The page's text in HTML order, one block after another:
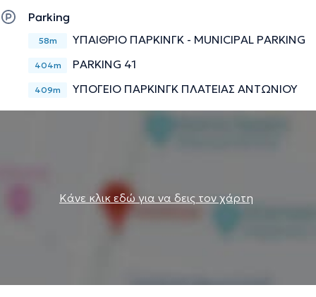
Parking
58m ΥΠΑΙΘΡΙΟ ΠΑΡΚΙΝΓΚ - MUNICIPAL PARKING
404m PARKING 41
409m ΥΠΟΓΕΙΟ ΠΑΡΚΙΝΓΚ ΠΛΑΤΕΙΑΣ ΑΝΤΩΝΙΟΥ
Κάνε κλικ εδώ για να δεις τον χάρτη